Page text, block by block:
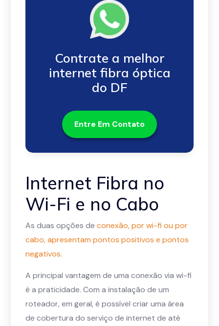
Contrate a melhor
internet fibra óptica
do DF
Entre Em Contato
Internet Fibra no
Wi-Fi e no Cabo
As duas opções de conexão, por wi-fi ou por
cabo, apresentam pontos positivos e pontos
negativos.
A principal vantagem de uma conexão via wi-fi
é a praticidade. Com a instalação de um
roteador, em geral, é possível criar uma área
de cobertura do serviço de internet de até